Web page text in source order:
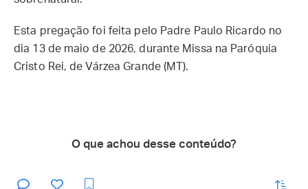
Esta pregação foi feita pelo Padre Paulo Ricardo no
dia 13 de maio de 2026, durante Missa na Paróquia
Cristo Rei, de Várzea Grande (MT).
O que achou desse conteúdo?
enviar